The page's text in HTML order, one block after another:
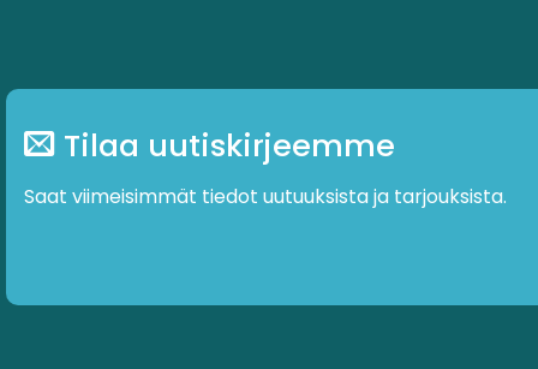
Tilaa uutiskirjeemme
Saat viimeisimmät tiedot uutuuksista ja tarjouksista.